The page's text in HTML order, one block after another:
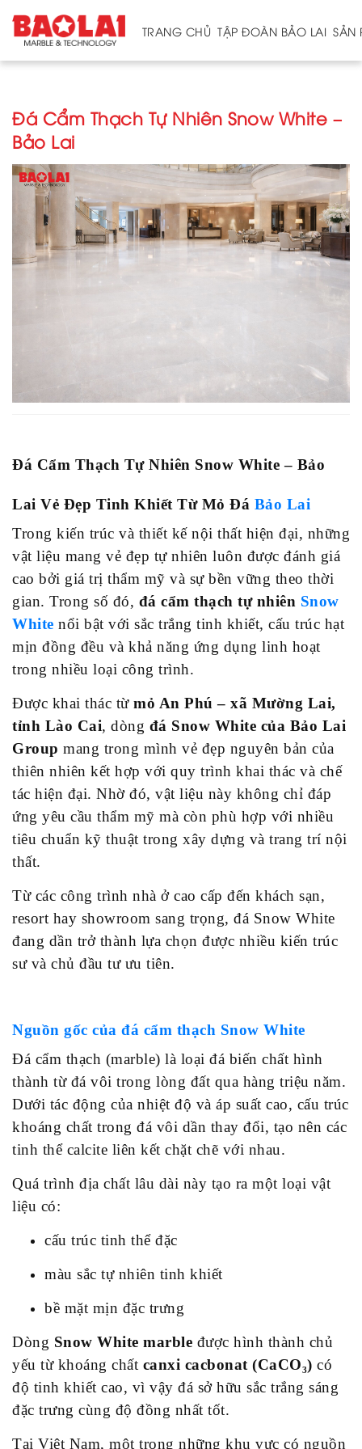
TRANG CHỦ TẬP ĐOÀN BẢO LAI SẢN
Trang
chủ
Tập
Bảo
Lai
Mỏ
Nhà
máy
Sản
phẩm
trí
Bột
đá
nhựa
Thư
viện
Showroom
E-
brochure
Tin
Tin
tức
Sự
kiện
&
hoạt
động
Liên
hệ
Đá Cẩm Thạch Tự Nhiên Snow White –
Bảo Lai
Đá Cẩm Thạch Tự Nhiên Snow White – Bảo
Lai Vẻ Đẹp Tinh Khiết Từ Mỏ Đá Bảo Lai
Trong kiến trúc và thiết kế nội thất hiện đại, những
vật liệu mang vẻ đẹp tự nhiên luôn được đánh giá
cao bởi giá trị thẩm mỹ và sự bền vững theo thời
gian. Trong số đó, đá cẩm thạch tự nhiên Snow
White nổi bật với sắc trắng tinh khiết, cấu trúc hạt
mịn đồng đều và khả năng ứng dụng linh hoạt
trong nhiều loại công trình.
Được khai thác từ mỏ An Phú – xã Mường Lai,
tỉnh Lào Cai, dòng đá Snow White của Bảo Lai
Group mang trong mình vẻ đẹp nguyên bản của
thiên nhiên kết hợp với quy trình khai thác và chế
tác hiện đại. Nhờ đó, vật liệu này không chỉ đáp
ứng yêu cầu thẩm mỹ mà còn phù hợp với nhiều
tiêu chuẩn kỹ thuật trong xây dựng và trang trí nội
thất.
Từ các công trình nhà ở cao cấp đến khách sạn,
resort hay showroom sang trọng, đá Snow White
đang dần trở thành lựa chọn được nhiều kiến trúc
sư và chủ đầu tư ưu tiên.
Nguồn gốc của đá cẩm thạch Snow White
Đá cẩm thạch (marble) là loại đá biến chất hình
thành từ đá vôi trong lòng đất qua hàng triệu năm.
Dưới tác động của nhiệt độ và áp suất cao, cấu trúc
khoáng chất trong đá vôi dần thay đổi, tạo nên các
tinh thể calcite liên kết chặt chẽ với nhau.
Quá trình địa chất lâu dài này tạo ra một loại vật
liệu có:
cấu trúc tinh thể đặc
màu sắc tự nhiên tinh khiết
bề mặt mịn đặc trưng
Dòng Snow White marble được hình thành chủ
yếu từ khoáng chất canxi cacbonat (CaCO₃) có
độ tinh khiết cao, vì vậy đá sở hữu sắc trắng sáng
đặc trưng cùng độ đồng nhất tốt.
Tại Việt Nam, một trong những khu vực có nguồn